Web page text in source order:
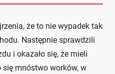
że to nie wypadek tak
Następnie sprawdzili
i okazało się, że mieli
się mnóstwo worków, w